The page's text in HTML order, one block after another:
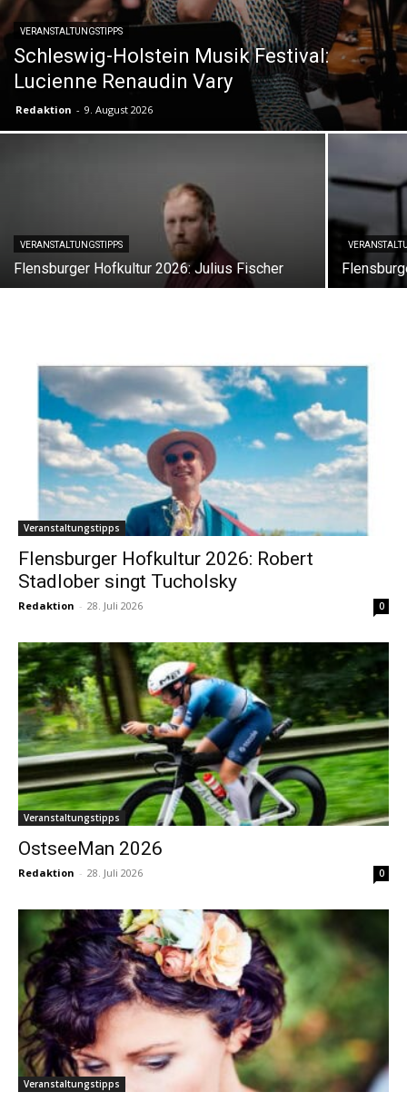
VERANSTALTUNGSTIPPS
Schleswig-Holstein Musik Festival:
Lucienne Renaudin Vary
Redaktion - 9. August 2026
VERANSTALTUNGSTIPPS
Flensburger Hofkultur 2026: Julius Fischer
Veranstaltungstipps
Flensburger Hofkultur 2026: Robert
Stadlober singt Tucholsky
Redaktion - 28. Juli 2026 0
Veranstaltungstipps
OstseeMan 2026
Redaktion - 28. Juli 2026 0
Veranstaltungstipps